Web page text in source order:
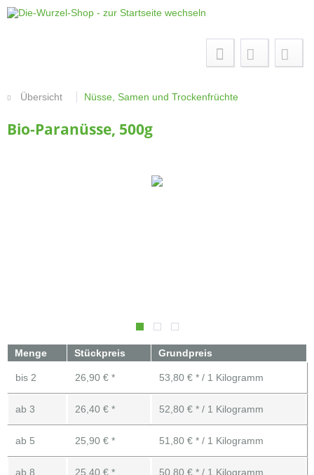
Übersicht Nüsse, Samen und Trockenfrüchte
Bio-Paranüsse, 500g
Menge Stückpreis Grundpreis
bis 2 26,90 € * 53,80 € * / 1 Kilogramm
ab 3 26,40 € * 52,80 € * / 1 Kilogramm
ab 5 25,90 € * 51,80 € * / 1 Kilogramm
ab 8 25,40 € * 50,80 € * / 1 Kilogramm